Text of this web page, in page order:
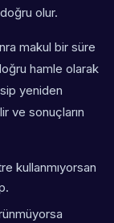
olur.
makul bir süre
hamle olarak
yeniden
ve sonuçların
kullanmıyorsan